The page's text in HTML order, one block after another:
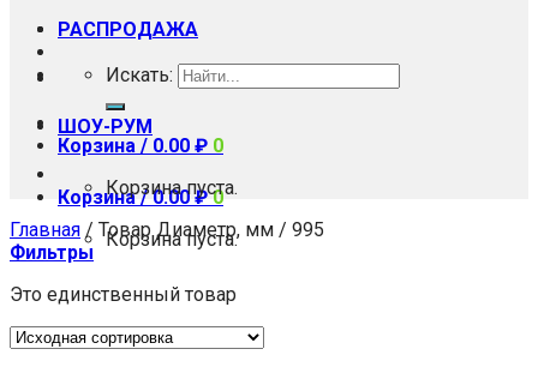
РАСПРОДАЖА
ШОУ-РУМ
Корзина /0.00₽ 0
Корзина пуста.
Искать:
Корзина / 0.00 ₽ 0
Корзина пуста.
Главная / Товар Диаметр, мм / 995
Фильтры
Это единственный товар